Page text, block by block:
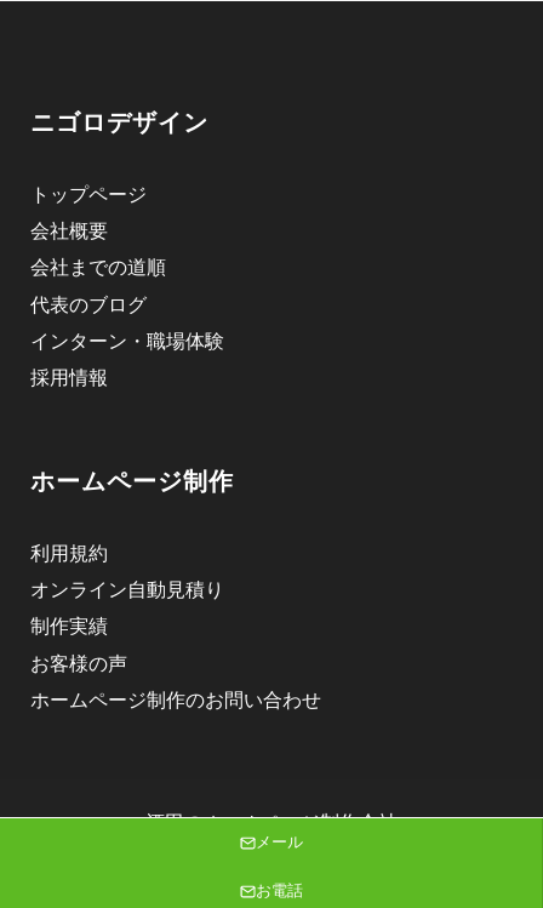
ニゴロデザイン
トップページ
会社概要
会社までの道順
代表のブログ
インターン・職場体験
採用情報
ホームページ制作
利用規約
オンライン自動見積り
制作実績
お客様の声
ホームページ制作のお問い合わせ
酒田のホームページ制作会社
株式会社ニゴロデザイン
Copyright (C) 2026 株式会社ニゴロデザイン All Rights Reserved.
メール
お電話